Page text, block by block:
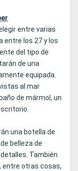
entre varias
entre los 27 y los
del tipo de
de una
equipada.
al mar
de mármol, un
una botella de
belleza de
También
entre otras cosas,